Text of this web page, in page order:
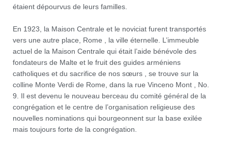
étaient dépourvus de leurs familles.
En 1923, la Maison Centrale et le noviciat furent transportés
vers une autre place, Rome , la ville éternelle. L’immeuble
actuel de la Maison Centrale qui était l’aide bénévole des
fondateurs de Malte et le fruit des guides arméniens
catholiques et du sacrifice de nos sœurs , se trouve sur la
colline Monte Verdi de Rome, dans la rue Vinceno Mont , No.
9. Il est devenu le nouveau berceau du comité général de la
congrégation et le centre de l’organisation religieuse des
nouvelles nominations qui bourgeonnent sur la base exilée
mais toujours forte de la congrégation.